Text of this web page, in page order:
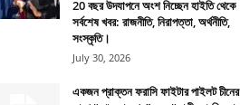
20 বছর উদযাপনে অংশ নিচ্ছেন হাইতি থেকে
সর্বশেষ খবর: রাজনীতি, নিরাপত্তা, অর্থনীতি,
সংস্কৃতি।
July 30, 2026
একজন প্রাক্তন ফরাসি ফাইটার পাইলট চীনের